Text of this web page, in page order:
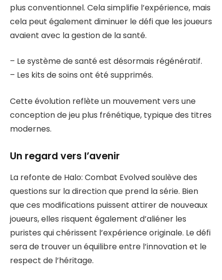
plus conventionnel. Cela simplifie l’expérience, mais
cela peut également diminuer le défi que les joueurs
avaient avec la gestion de la santé.
– Le système de santé est désormais régénératif.
– Les kits de soins ont été supprimés.
Cette évolution reflète un mouvement vers une
conception de jeu plus frénétique, typique des titres
modernes.
Un regard vers l’avenir
La refonte de Halo: Combat Evolved soulève des
questions sur la direction que prend la série. Bien
que ces modifications puissent attirer de nouveaux
joueurs, elles risquent également d’aliéner les
puristes qui chérissent l’expérience originale. Le défi
sera de trouver un équilibre entre l’innovation et le
respect de l’héritage.